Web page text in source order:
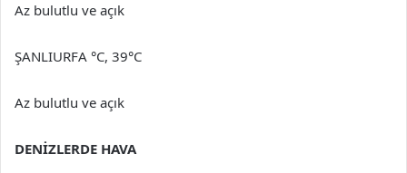
Az bulutlu ve açık
ŞANLIURFA °C, 39°C
Az bulutlu ve açık
DENİZLERDE HAVA